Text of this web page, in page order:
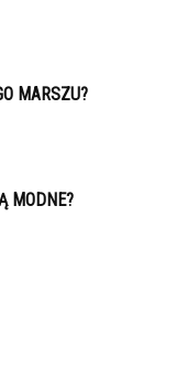
MARSZU?
MODNE?